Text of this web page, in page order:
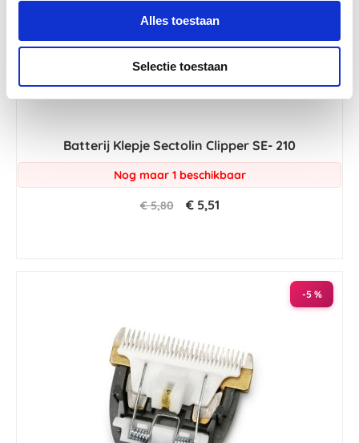
Alles toestaan
Selectie toestaan
Batterij Klepje Sectolin Clipper SE- 210
Nog maar 1 beschikbaar
€ 5,80 € 5,51
-5 %